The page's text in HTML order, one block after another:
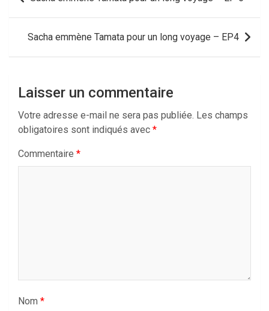
l’article
Sacha emmène Tamata pour un long voyage – EP4
Laisser un commentaire
Votre adresse e-mail ne sera pas publiée. Les champs
obligatoires sont indiqués avec *
Commentaire *
Nom *